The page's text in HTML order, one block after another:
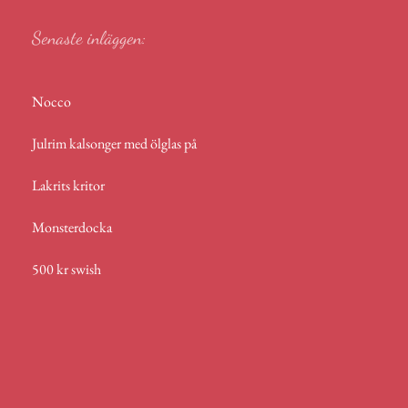
Senaste inläggen:
Nocco
Julrim kalsonger med ölglas på
Lakrits kritor
Monsterdocka
500 kr swish